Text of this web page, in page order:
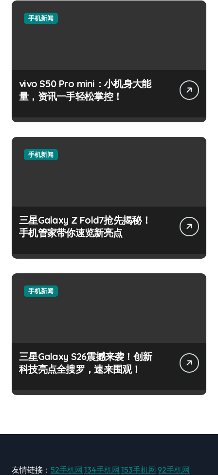
手机新闻
vivo S50 Pro mini：小机身大能
量，资讯一手轻松掌控！
手机新闻
三星Galaxy Z Fold7抢先揭秘！
手机管家带你速览新亮点
手机新闻
三星Galaxy S26震撼来袭！创新
科技亮点全搜罗，速来围观！
友情链接： 52手机网 134手机网 153手机网 92手机网